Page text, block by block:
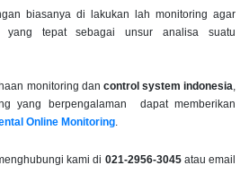
biasanya di lakukan lah monitoring agar
yang tepat sebagai unsur analisa suatu
monitoring dan control system indonesia,
yang berpengalaman dapat memberikan
Online Monitoring.
kami di 021-2956-3045atau email